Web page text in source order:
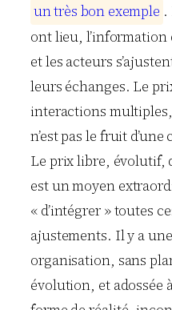
untrès bon exemple .
ont lieu,
et les acteurs
leurs échanges. Le
interactions
n’est pas le fruit
Le prix libre, évolutif,
est un moyen
« d’intégrer » toutes
ajustements. Il y a
organisation, sans
évolution, et adossée